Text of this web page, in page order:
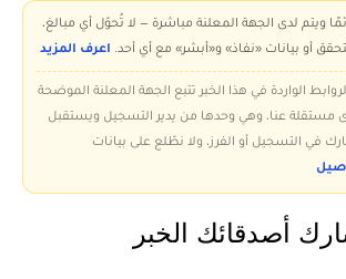
ويتم لدى الجهة المعلنة مباشرة — لا تُحوّل أي مبالغ،
أو بيانات «نفاذ» و«أبشر» مع أي أحد. اعرف المزيد
الواردة في هذا الخبر تتبع الجهة المعلنة الموضحة
مستقلة عنا، وهي وحدها من يدير التسجيل ويستقبل
في التسجيل أو الفرز، ولا نطّلع على بيانات
أصدقائك الخبر